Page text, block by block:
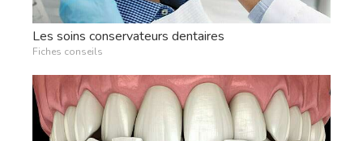
Les soins conservateurs dentaires
Fiches conseils